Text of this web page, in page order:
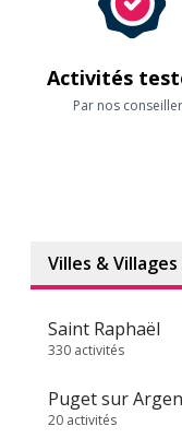
Activités
Par nos
Villes & Villages
Saint Raphaël
330 activités
Puget sur
20 activités